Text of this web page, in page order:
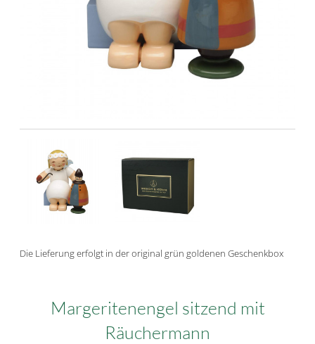
Die Lieferung erfolgt in der original grün goldenen Geschenkbox
Margeritenengel sitzend mit
Räuchermann